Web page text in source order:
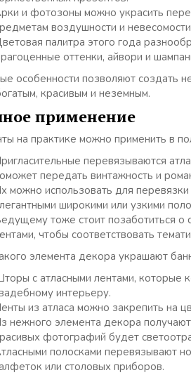
и фотозоны можно украсить
воздушности и
палитра этого года
оттенки, айвори и
особенности позволяют создать
красивым и неземным.
применение
на практике можно применить в
перевязываются
передать винтажность и
можно использовать для
широкими или узкими
тоже стоит позаботиться о
чтобы соответствовать
элемента декора украшают
с атласными лентами, которые
интерьеру.
из атласа можно закрепить на
нежного элемента декора
фотографий будет
полосками перевязывают
или столовых приборов.